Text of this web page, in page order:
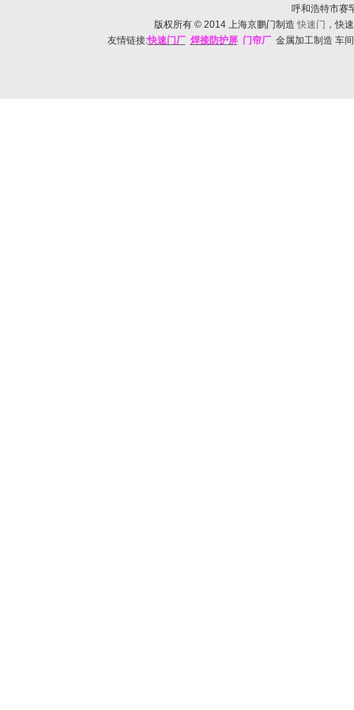
呼和浩特市赛
版权所有 © 2014 上海京鹏门制造 快速门 ，快
友情链接:快速门 厂 焊接防护屏 门帘厂 金属加工制造 车